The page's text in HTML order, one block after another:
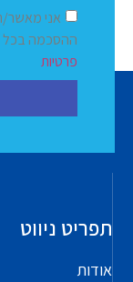
אני מאשר/
ההסכמה בכל
פרטיות
תפריט ניווט
אודות